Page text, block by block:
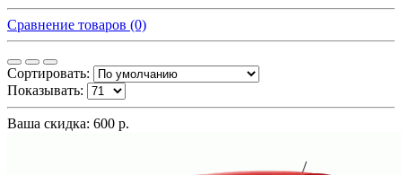
Сравнение товаров (0)
Сортировать:
Показывать:
Ваша скидка: 600 р.